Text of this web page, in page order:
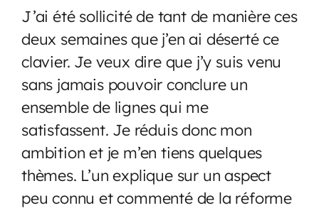
J’ai été sollicité de tant de manière ces
deux semaines que j’en ai déserté ce
clavier. Je veux dire que j’y suis venu
sans jamais pouvoir conclure un
ensemble de lignes qui me
satisfassent. Je réduis donc mon
ambition et je m’en tiens quelques
thèmes. L’un explique sur un aspect
peu connu et commenté de la réforme